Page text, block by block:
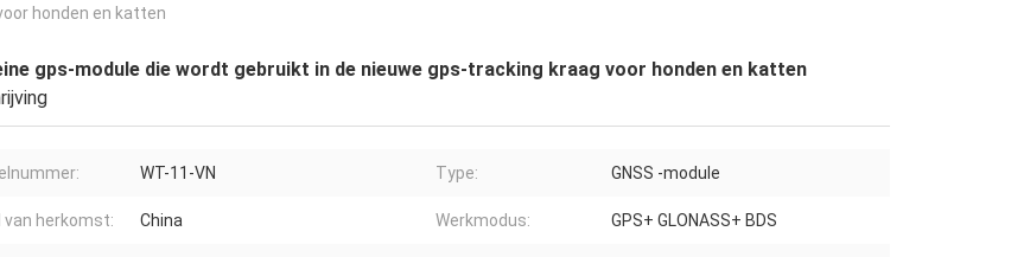
honden en katten
gps-module die wordt gebruikt in de nieuwe gps-tracking kraag voor honden en katten
WT-11-VN Type: GNSS -module
van herkomst: China Werkmodus: GPS+ GLONASS+ BDS